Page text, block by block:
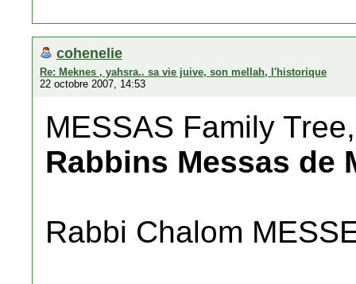
cohenelie
Re: Meknes , yahsra.. sa vie juive, son mellah, l'historique
22 octobre 2007, 14:53
MESSAS Family
Rabbins Messas de
Rabbi Chalom